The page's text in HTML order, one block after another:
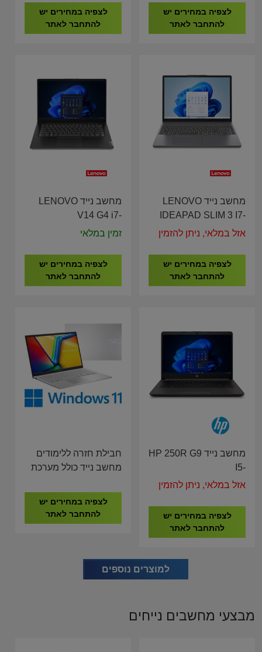
לצפיה במחירים יש
להתחבר לאתר
LT-RD33-16482
לצפיה במחירים יש
להתחבר לאתר
מחשב נייד LENOVO
IDEAPAD SLIM 3 I7-
13620/24G/1T/15.3"
אזל במלאי, ניתן להזמין
לצפיה במחירים יש
להתחבר לאתר
מחשב נייד LENOVO
V14 G4 i7-
13620H/16G/512G/14"
זמין במלאי
לצפיה במחירים יש
להתחבר לאתר
מחשב נייד HP 250R G9
I5-
1334U/8G/512G/15.6"/3Y
אזל במלאי, ניתן להזמין
לצפיה במחירים יש
להתחבר לאתר
חבילת חזרה ללימודים
מחשב נייד כולל מערכת
תיק לנייד אנטי וירוס
לצפיה במחירים יש
להתחבר לאתר
למוצרים נוספים
מבצעי מחשבים נייחים